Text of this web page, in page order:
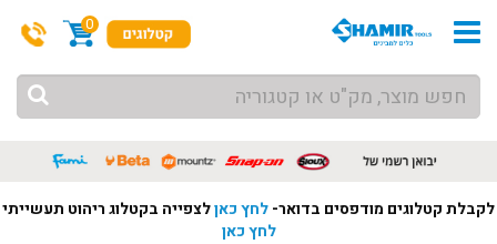
0
לקבלת קטלוגים מודפסים בדואר-לחץ כאןלצפייה בקטלוג ריהוט תעשייתי
לחץ כאן